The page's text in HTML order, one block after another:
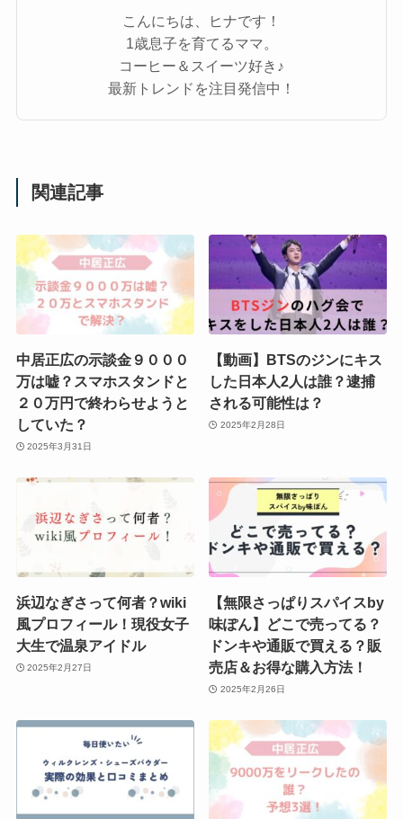
こんにちは、ヒナです！
1歳息子を育てるママ。
コーヒー＆スイーツ好き♪
最新トレンドを注目発信中！
関連記事
中居正広の示談金９０００
万は嘘？スマホスタンドと
２０万円で終わらせようと
していた？
2025年3月31日
【動画】BTSのジンにキス
した日本人2人は誰？逮捕
される可能性は？
2025年2月28日
浜辺なぎさって何者？wiki
風プロフィール！現役女子
大生で温泉アイドル
2025年2月27日
【無限さっぱりスパイスby
味ぽん】どこで売ってる？
ドンキや通販で買える？販
売店＆お得な購入方法！
2025年2月26日